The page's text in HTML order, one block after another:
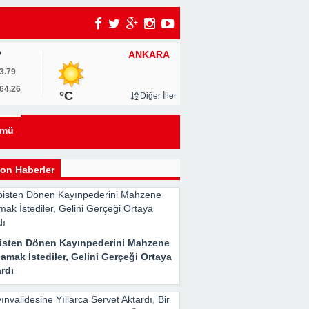
ANKARA
°C Diğer İller
Haberler
Dönen Kayınpederini Mahzene
İstediler, Gelini Gerçeği Ortaya